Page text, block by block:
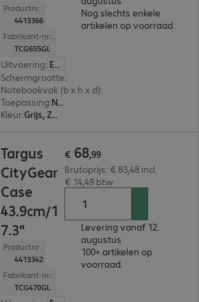
Productnr.:
4413366
Fabrikant-nr.:
TCG655GL
Uitvoering: Europa
Schermgrootte:
Notebookvak (b x h x d):
Toepassing: Notebook
Kleur: Grijs, Zwart
Nog slechts enkele
artikelen op voorraad.
Targus
CityGear
Case
43.9cm/1
7.3"
Productnr.:
4413342
Fabrikant-nr.:
TCG470GL
€ 68,99
Brutoprijs: € 83,48 incl.
€ 14,49 btw
Levering vanaf 12.
augustus
100+ artikelen op
voorraad.